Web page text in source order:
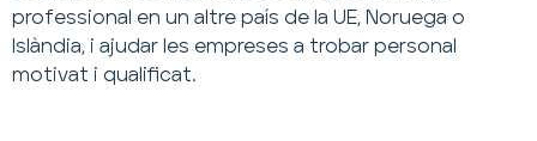
professional en un altre país de la UE, Noruega o
Islàndia, i ajudar les empreses a trobar personal
motivat i qualificat.